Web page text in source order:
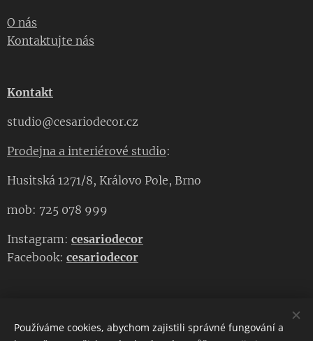
O nás
Kontaktujte nás
Kontakt
studio@cesariodecor.cz
Prodejna a interiérové studio:
Husitská 1271/8, Královo Pole, Brno
mob: 725 078 999
Instagram: cesariodecor
Facebook: cesariodecor
CESARIO DECOR
Používáme cookies, abychom zajistili správné fungování a